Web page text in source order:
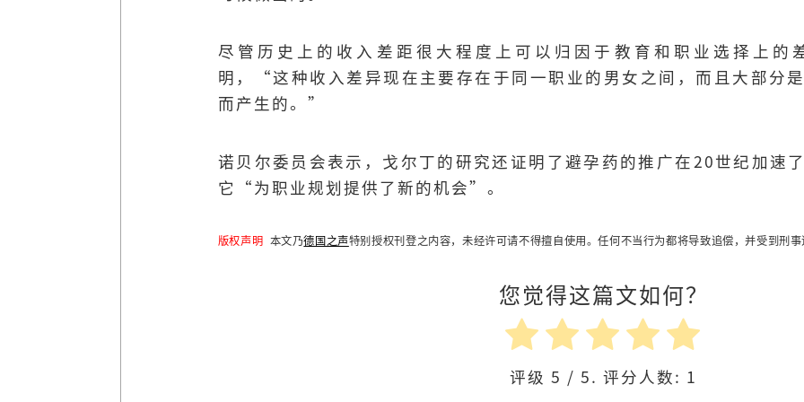
尽管历史上的收入差距很大程度上可以归因于教育和职业选择上的
明，“这种收入差异现在主要存在于同一职业的男女之间，而且大部分
而产生的。”
诺贝尔委员会表示，戈尔丁的研究还证明了避孕药的推广在20世纪加速
它“为职业规划提供了新的机会”。
版权声明 本文乃德国之声特别授权刊登之内容，未经许可请不得擅自使用。任何不当行为都将导致追偿，并受到刑
您觉得这篇文如何？
评级 5 / 5. 评分人数: 1